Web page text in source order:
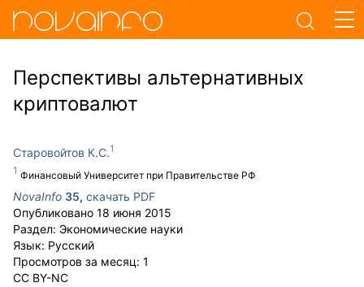
Перспективы альтернативных
криптовалют
Старовойтов К.С.
Финансовый Университет при Правительстве РФ
NovaInfo 35, скачать PDF
Опубликовано 18 июня 2015
Раздел: Экономические науки
Язык: Русский
Просмотров за месяц: 1
CC BY-NC